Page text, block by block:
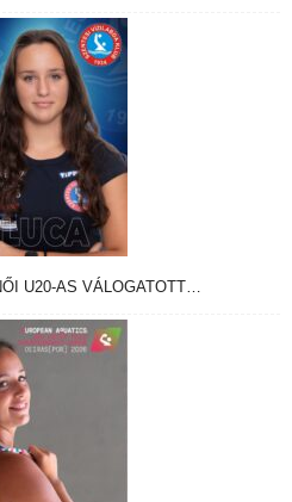
U20-AS VÁLOGATOTT…